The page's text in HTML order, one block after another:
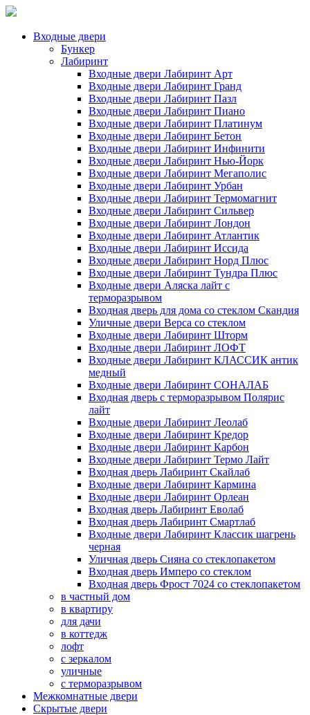
Входные двери
Бункер
Лабиринт
Входные двери Лабиринт Арт
Входные двери Лабиринт Гранд
Входные двери Лабиринт Пазл
Входные двери Лабиринт Пиано
Входные двери Лабиринт Платинум
Входные двери Лабиринт Бетон
Входные двери Лабиринт Инфинити
Входные двери Лабиринт Нью-Йорк
Входные двери Лабиринт Мегаполис
Входные двери Лабиринт Урбан
Входные двери Лабиринт Термомагнит
Входные двери Лабиринт Сильвер
Входные двери Лабиринт Лондон
Входные двери Лабиринт Атлантик
Входные двери Лабиринт Иссида
Входные двери Лабиринт Норд Плюс
Входные двери Лабиринт Тундра Плюс
Входные двери Аляска лайт с
терморазрывом
Входная дверь для дома со стеклом Скандия
Уличные двери Верса со стеклом
Входные двери Лабиринт Шторм
Входные двери Лабиринт ЛОФТ
Входные двери Лабиринт КЛАССИК антик
медный
Входные двери Лабиринт СОНАЛАБ
Входная дверь с терморазрывом Полярис
лайт
Входные двери Лабиринт Леолаб
Входные двери Лабиринт Кредор
Входные двери Лабиринт Карбон
Входные двери Лабиринт Термо Лайт
Входная дверь Лабиринт Скайлаб
Входные двери Лабиринт Кармина
Входные двери Лабиринт Орлеан
Входная дверь Лабиринт Еволаб
Входная дверь Лабиринт Смартлаб
Входные двери Лабиринт Классик шагрень
черная
Уличная дверь Сияна со стеклопакетом
Входная дверь Имперо со стеклом
Входная дверь Фрост 7024 со стеклопакетом
в частный дом
в квартиру
для дачи
в коттедж
лофт
с зеркалом
уличные
с терморазрывом
Межкомнатные двери
Скрытые двери